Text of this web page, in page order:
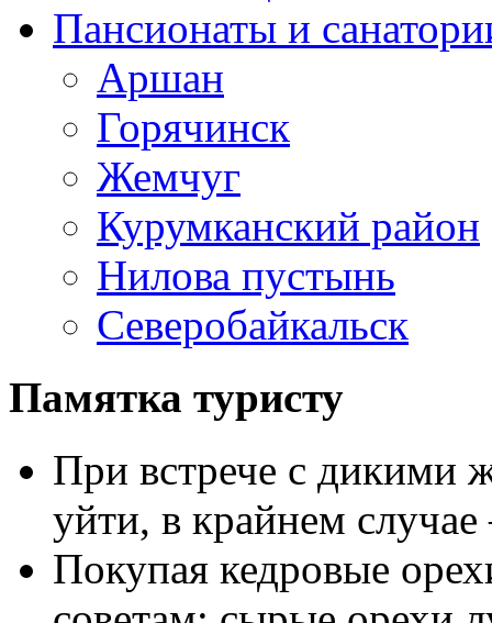
Пансионаты и
Аршан
Горячинск
Жемчуг
Курумканский район
Нилова пустынь
Северобайкальск
Памятка туристу
При встрече с дикими
уйти, в крайнем
Покупая кедровые